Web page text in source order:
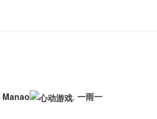
Manao , 一雨一